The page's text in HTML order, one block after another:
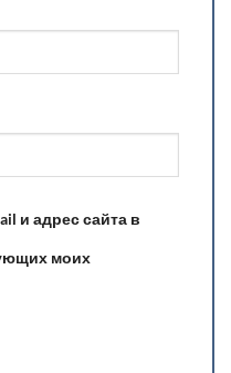
и адрес сайта в
моих